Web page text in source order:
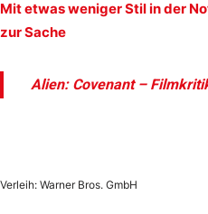
Mit etwas weniger Stil in der
zur Sache
Alien: Covenant –
Verleih: Warner Bros. GmbH